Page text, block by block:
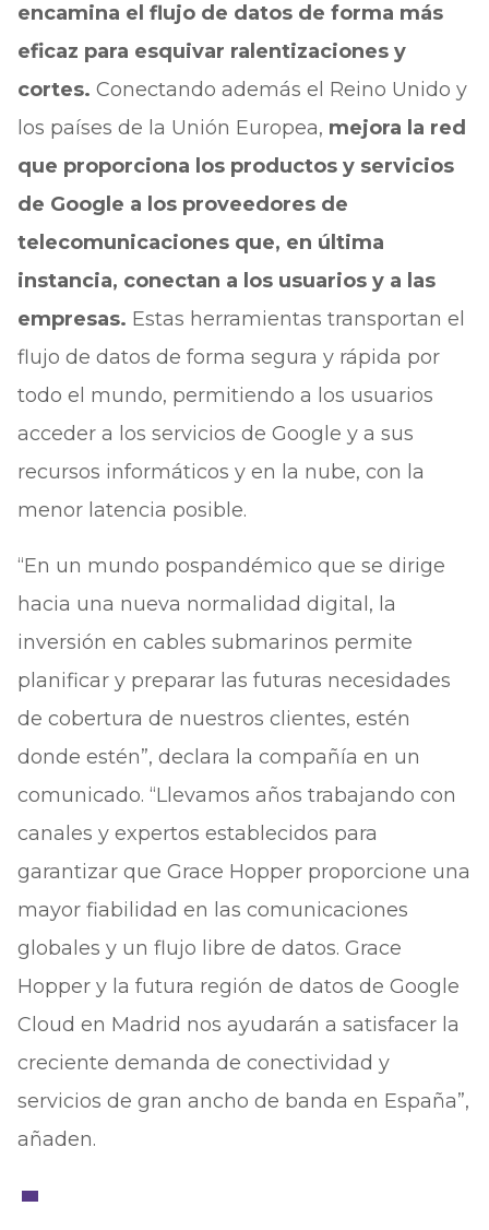
encamina el flujo de datos de forma más
eficaz para esquivar ralentizaciones y
cortes. Conectando además el Reino Unido y
los países de la Unión Europea, mejora la red
que proporciona los productos y servicios
de Google a los proveedores de
telecomunicaciones que, en última
instancia, conectan a los usuarios y a las
empresas. Estas herramientas transportan el
flujo de datos de forma segura y rápida por
todo el mundo, permitiendo a los usuarios
acceder a los servicios de Google y a sus
recursos informáticos y en la nube, con la
menor latencia posible.
“En un mundo pospandémico que se dirige
hacia una nueva normalidad digital, la
inversión en cables submarinos permite
planificar y preparar las futuras necesidades
de cobertura de nuestros clientes, estén
donde estén”, declara la compañía en un
comunicado. “Llevamos años trabajando con
canales y expertos establecidos para
garantizar que Grace Hopper proporcione una
mayor fiabilidad en las comunicaciones
globales y un flujo libre de datos. Grace
Hopper y la futura región de datos de Google
Cloud en Madrid nos ayudarán a satisfacer la
creciente demanda de conectividad y
servicios de gran ancho de banda en España”,
añaden.